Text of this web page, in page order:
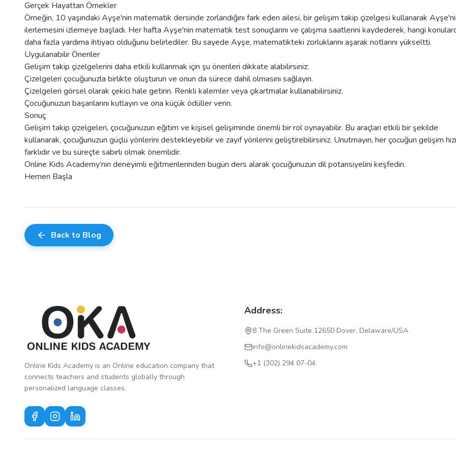
Gerçek Hayattan Örnekler
Örneğin, 10 yaşındaki Ayşe'nin matematik dersinde zorlandığını fark eden ailesi, bir gelişim takip çizelgesi kullanarak
ilerlemesini izlemeye başladı. Her hafta Ayşe'nin matematik test sonuçlarını ve çalışma saatlerini kaydederek, hangi
daha fazla yardıma ihtiyacı olduğunu belirlediler. Bu sayede Ayşe, matematikteki zorluklarını aşarak notlarını yükseltti.
Uygulanabilir Öneriler
Gelişim takip çizelgelerini daha etkili kullanmak için şu önerileri dikkate alabilirsiniz:
Çizelgeleri çocuğunuzla birlikte oluşturun ve onun da sürece dahil olmasını sağlayın.
Çizelgeleri görsel olarak çekici hale getirin. Renkli kalemler veya çıkartmalar kullanabilirsiniz.
Çocuğunuzun başarılarını kutlayın ve ona küçük ödüller verin.
Sonuç
Gelişim takip çizelgeleri, çocuğunuzun eğitim ve kişisel gelişiminde önemli bir rol oynayabilir. Bu araçları etkili bir şekilde
kullanarak, çocuğunuzun güçlü yönlerini destekleyebilir ve zayıf yönlerini geliştirebilirsiniz. Unutmayın, her çocuğun gelişim hızı
farklıdır ve bu süreçte sabırlı olmak önemlidir.
Online Kids Academy’nin deneyimli eğitmenlerinden bugün ders alarak çocuğunuzun dil potansiyelini keşfedin.
Hemen Başla
Back to Blog
Online Kids Academy is an Online education company that
connects teachers and students globally through
personalized language classes.
Address:
8 The Green Suite 12650 Dover, Delaware/USA
info@onlinekidsacademy.com
+1 (302) 294 07-04